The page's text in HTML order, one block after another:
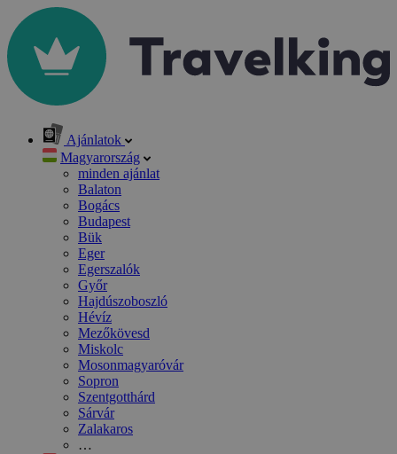
Ajánlatok
Magyarország
minden ajánlat
Balaton
Bogács
Budapest
Bük
Eger
Egerszalók
Győr
Hajdúszoboszló
Hévíz
Mezőkövesd
Miskolc
Mosonmagyaróvár
Sopron
Szentgotthárd
Sárvár
Zalakaros
…